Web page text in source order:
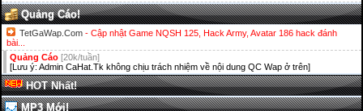
Quảng Cáo!
TetGaWap.Com - Cập nhật Game NQSH 125, Hack Army, Avatar 186 hack đánh
bài...
Quảng Cáo [20k/tuần]
[Lưu ý: Admin CaHat.Tk không chịu trách nhiệm về nội dung QC Wap ở trên]
HOT Nhất!
MP3 Mới!